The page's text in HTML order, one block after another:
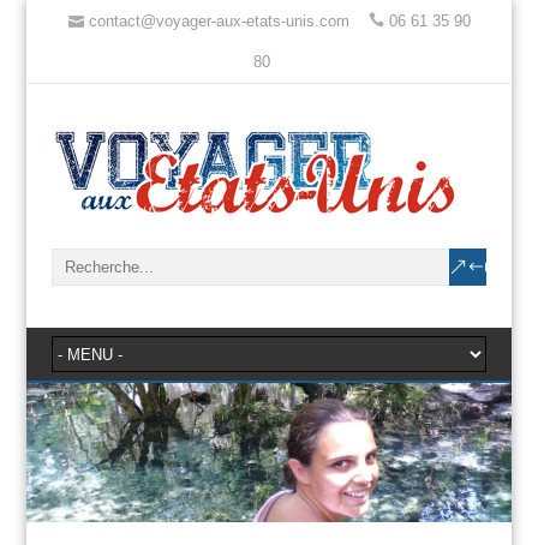
contact@voyager-aux-etats-unis.com 06 61 35 90
80